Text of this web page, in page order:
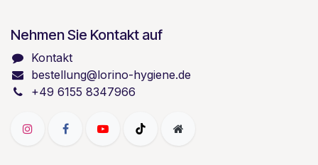
Nehmen Sie Kontakt auf
Kontakt
bestellung@lorino-hygiene.de
+49 6155 8347966